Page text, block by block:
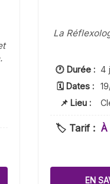
La
🕐 Durée : 4
🗓 Dates :
📌 Lieu :
🏷️ Tarif :
EN